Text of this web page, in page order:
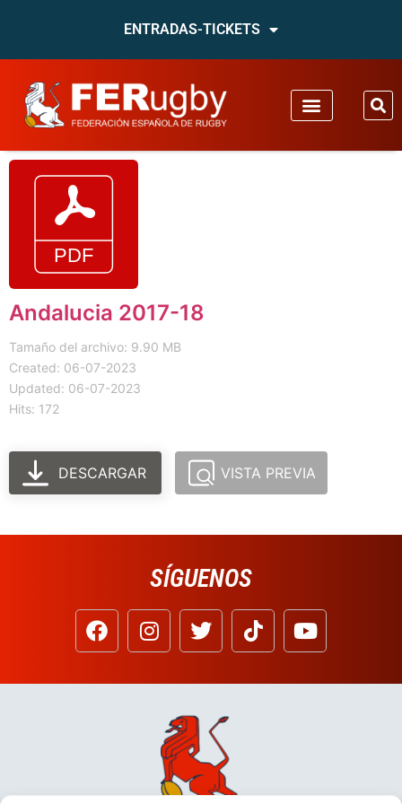
ENTRADAS-TICKETS
Andalucia 2017-18
Tamaño del archivo: 9.90 MB
Created: 06-07-2023
Updated: 06-07-2023
Hits: 172
DESCARGAR VISTA PREVIA
SÍGUENOS